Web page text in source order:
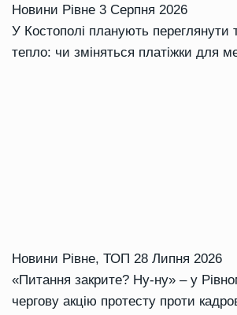
Новини Рівне 3 Серпня 2026
У Костополі планують переглянути
тепло: чи зміняться платіжки для
Новини Рівне, ТОП 28 Липня 2026
«Питання закрите? Ну-ну» – у
чергову акцію протесту проти